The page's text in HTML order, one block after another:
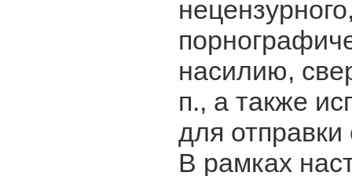
насилию,
п., а также
для
В рамках